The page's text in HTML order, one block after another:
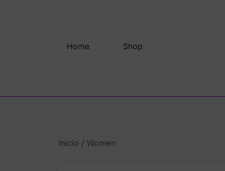
Home
Shop
Inicio / Women